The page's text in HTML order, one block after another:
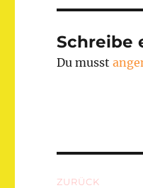
Schreibe
Du musst
ZURÜCK